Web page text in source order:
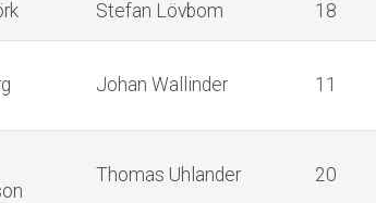
Stefan Lövbom 18
Johan Wallinder 11
Thomas Uhlander 20